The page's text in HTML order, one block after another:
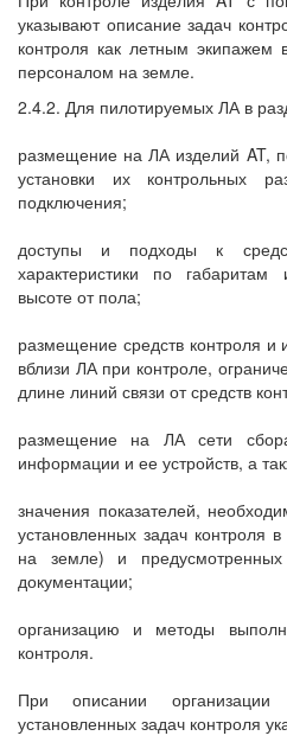
указывают описание задач
контроля как летным экипажем
персоналом на земле.
2.4.2. Для пилотируемых ЛА в
размещение на ЛА изделий AT,
установки их контрольных
подключения;
доступы и подходы к
характеристики по
высоте от пола;
размещение средств контроля и
вблизи ЛА при контроле,
длине линий связи от средств
размещение на ЛА сети
информации и ее устройств, а
значения показателей,
установленных задач контроля
на земле) и предусмотренных
документации;
организацию и методы
контроля.
При описании
установленных задач контроля